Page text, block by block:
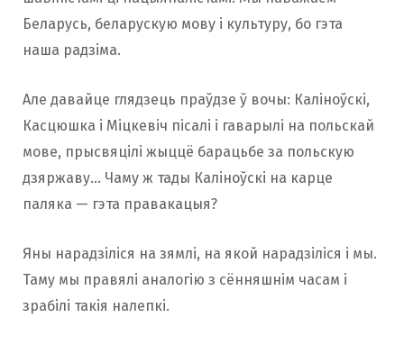
Беларусь, беларускую мову і культуру, бо гэта
наша радзіма.
Але давайце глядзець праўдзе ў вочы: Каліноўскі,
Касцюшка і Міцкевіч пісалі і гаварылі на польскай
мове, прысвяцілі жыццё барацьбе за польскую
дзяржаву… Чаму ж тады Каліноўскі на карце
паляка — гэта правакацыя?
Яны нарадзіліся на зямлі, на якой нарадзіліся і мы.
Таму мы правялі аналогію з сённяшнім часам і
зрабілі такія налепкі.